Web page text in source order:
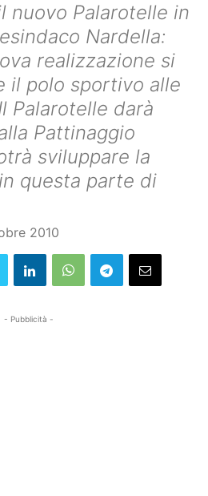
nuovo Palarotelle in
Nardella:
realizzazione si
il polo sportivo alle
Palarotelle darà
Pattinaggio
sviluppare la
questa parte di
2010
- Pubblicità -